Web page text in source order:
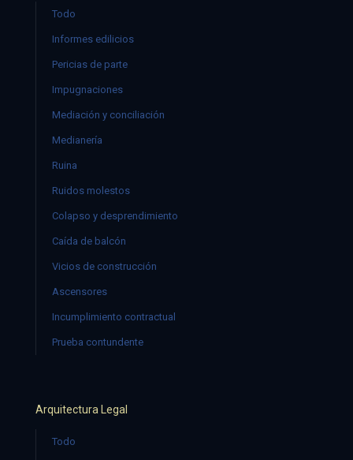
Todo
Informes edilicios
Pericias de parte
Impugnaciones
Mediación y conciliación
Medianería
Ruina
Ruidos molestos
Colapso y desprendimiento
Caída de balcón
Vicios de construcción
Ascensores
Incumplimiento contractual
Prueba contundente
Arquitectura Legal
Todo